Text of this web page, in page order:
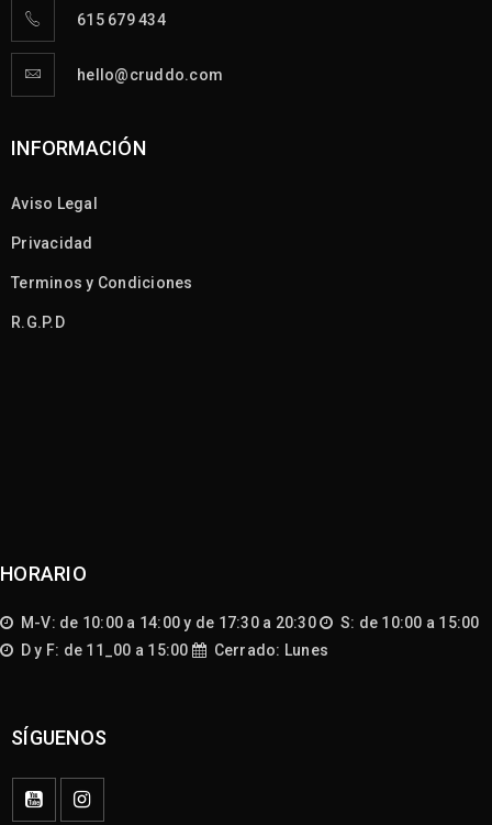
615 679 434
hello@cruddo.com
INFORMACIÓN
Aviso Legal
Privacidad
Terminos y Condiciones
R.G.P.D
HORARIO
M-V: de 10:00 a 14:00 y de 17:30 a 20:30
S: de 10:00 a 15:00
D y F: de 11_00 a 15:00
Cerrado: Lunes
SÍGUENOS